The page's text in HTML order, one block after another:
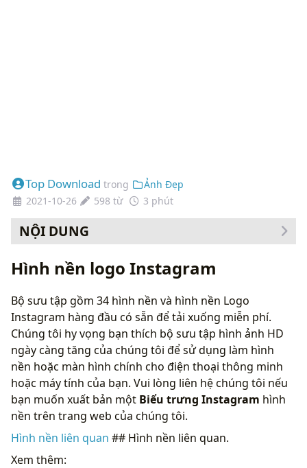
Top Download trong
Ảnh Đẹp
2021-10-26
598 từ 3 phút
NỘI DUNG
Hình nền logo Instagram
Bộ sưu tập gồm 34 hình nền và hình nền Logo
Instagram hàng đầu có sẵn để tải xuống miễn phí.
Chúng tôi hy vọng bạn thích bộ sưu tập hình ảnh HD
ngày càng tăng của chúng tôi để sử dụng làm hình
nền hoặc màn hình chính cho điện thoại thông minh
hoặc máy tính của bạn. Vui lòng liên hệ chúng tôi nếu
bạn muốn xuất bản một Biểu trưng Instagram hình
nền trên trang web của chúng tôi.
Hình nền liên quan ## Hình nền liên quan.
Xem thêm: